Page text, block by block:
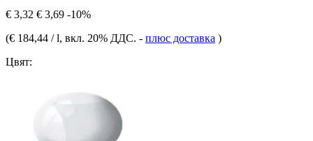
€ 3,32 € 3,69 -10%
(€ 184,44 / l, вкл. 20% ДДС. - плюс доставка )
Цвят: